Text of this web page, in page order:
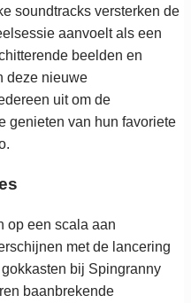
soundtracks versterken de
aanvoelt als een
beelden en
deze nieuwe
uit om de
genieten van hun favoriete
op een scala aan
met de lancering
bij Spingranny
baanbrekende